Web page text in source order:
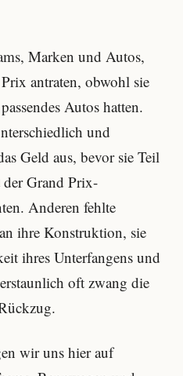
Marken und Autos,
antraten, obwohl sie
Autos hatten.
und
Geld aus, bevor sie Teil
der Grand Prix-
Anderen fehlte
ihre Konstruktion, sie
ihres Unterfangens und
oft zwang die
wir uns hier auf